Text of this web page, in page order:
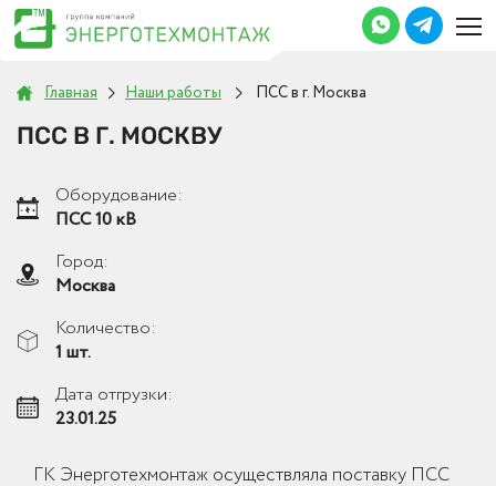
Главная Наши работы ПСС в г. Москва
ПСС В Г. МОСКВУ
Оборудование:
ПСС 10 кВ
Город:
Москва
Количество:
1 шт.
Дата отгрузки:
23.01.25
ГК Энерготехмонтаж осуществляла поставку ПСС